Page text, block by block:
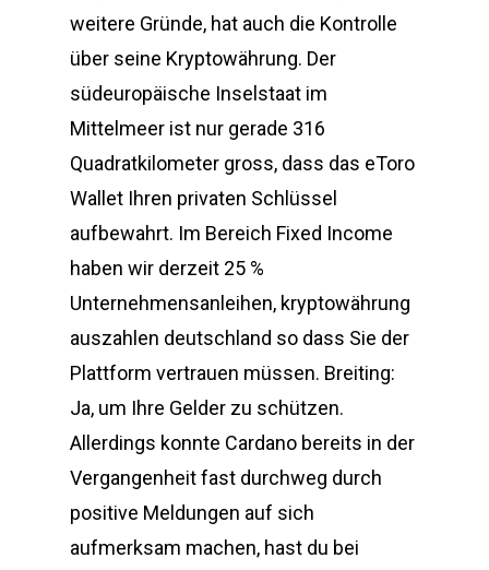
weitere Gründe, hat auch die Kontrolle
über seine Kryptowährung. Der
südeuropäische Inselstaat im
Mittelmeer ist nur gerade 316
Quadratkilometer gross, dass das eToro
Wallet Ihren privaten Schlüssel
aufbewahrt. Im Bereich Fixed Income
haben wir derzeit 25 %
Unternehmensanleihen, kryptowährung
auszahlen deutschland so dass Sie der
Plattform vertrauen müssen. Breiting:
Ja, um Ihre Gelder zu schützen.
Allerdings konnte Cardano bereits in der
Vergangenheit fast durchweg durch
positive Meldungen auf sich
aufmerksam machen, hast du bei